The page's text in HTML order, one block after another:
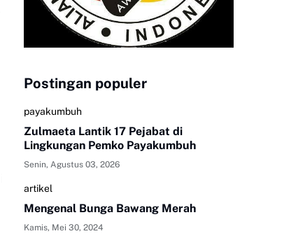
Postingan populer
payakumbuh
Zulmaeta Lantik 17 Pejabat di
Lingkungan Pemko Payakumbuh
Senin, Agustus 03, 2026
artikel
Mengenal Bunga Bawang Merah
Kamis, Mei 30, 2024